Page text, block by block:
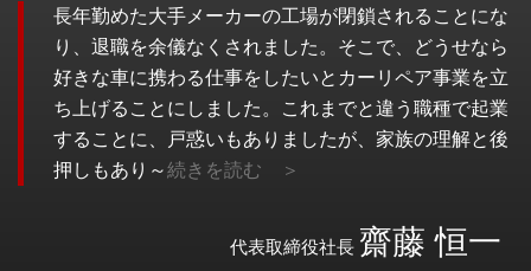
長年勤めた大手メーカーの工場が閉鎖されることにな
り、退職を余儀なくされました。そこで、どうせなら
好きな車に携わる仕事をしたいとカーリペア事業を立
ち上げることにしました。これまでと違う職種で起業
することに、戸惑いもありましたが、家族の理解と後
押しもあり～続きを読む ＞
代表取締役社長 齋藤 恒一